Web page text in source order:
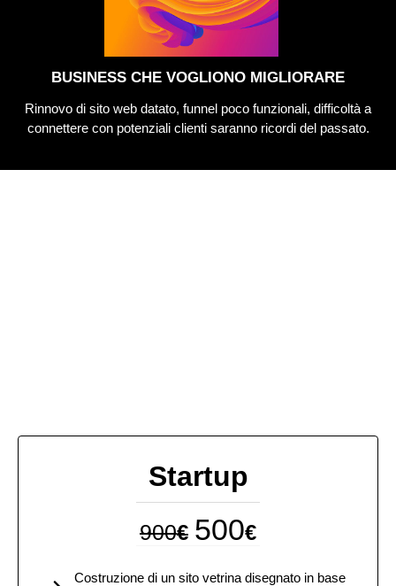
BUSINESS CHE VOGLIONO MIGLIORARE
Rinnovo di sito web datato, funnel poco funzionali, difficoltà a
connettere con potenziali clienti saranno ricordi del passato.
Startup
900€ 500€
Costruzione di un sito vetrina disegnato in base